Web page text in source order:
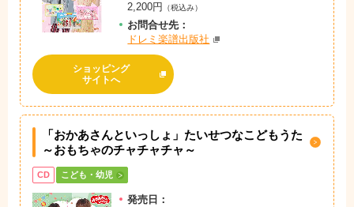
2,200円
（税込み）
お問合せ先：
ドレミ楽譜出版社
ショッピング
サイトへ
「おかあさんといっしょ」たいせつなこどもうた
～おもちゃのチャチャチャ～
CD こども・幼児
発売日：